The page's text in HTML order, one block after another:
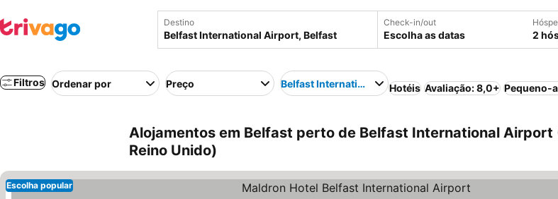
Destino Check-in/out
Escolha as datas 2
Filtros Ordenar por Preço Belfast International Airport
Hotéis Avaliação: 8,0+ Pequeno-
Alojamentos em Belfast perto de Belfast International Airport
Reino Unido)
Escolha popular